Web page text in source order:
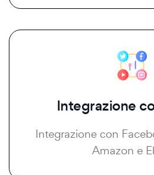
Integrazione
Integrazione con
Amazon e